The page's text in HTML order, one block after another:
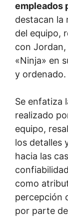
empleados
destacan la
del equipo,
con
«Ninja» en
y ordenado.
Se enfatiza
realizado
equipo,
los detalles
hacia las
como
percepción
por parte